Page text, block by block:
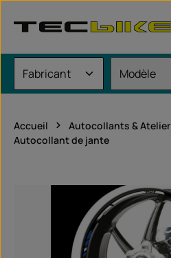
Accueil Autocollants & Atelier
Autocollant de jante
Ignorer la galerie d'images